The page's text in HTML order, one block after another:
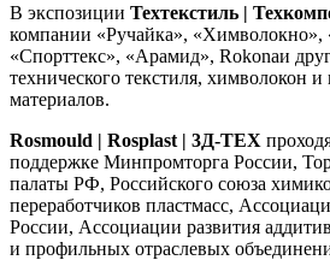
В экспозиции Техтекстиль |
компании «Ручайка», «Химволокно»,
«Спорттекс», «Арамид», Rokonaи
технического текстиля, химволокон
материалов.
Rosmould | Rosplast | 3Д-ТЕХ
поддержке Минпромторга России,
палаты РФ, Российского союза
переработчиков пластмасс,
России, Ассоциации развития
и профильных отраслевых